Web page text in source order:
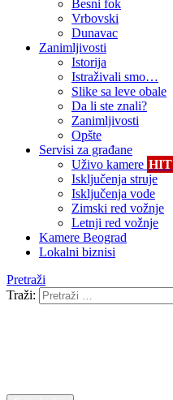
Besni fok
Vrbovski
Dunavac
Zanimljivosti
Istorija
Istraživali smo…
Slike sa leve obale
Da li ste znali?
Zanimljivosti
Opšte
Servisi za građane
Uživo kamere HIT
Isključenja struje
Isključenja vode
Zimski red vožnje
Letnji red vožnje
Kamere Beograd
Lokalni biznisi
Pretraži
Traži: